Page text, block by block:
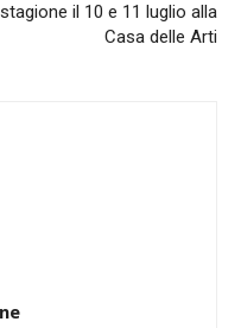
stagione il 10 e 11 luglio alla
Casa delle Arti